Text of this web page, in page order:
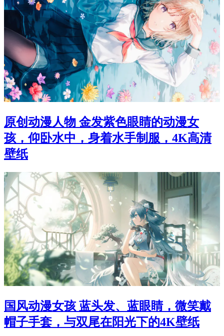
原创动漫人物 金发紫色眼睛的动漫女
孩，仰卧水中，身着水手制服，4K高清
壁纸
国风动漫女孩 蓝头发、蓝眼睛，微笑戴
帽子手套，与双尾在阳光下的4K壁纸